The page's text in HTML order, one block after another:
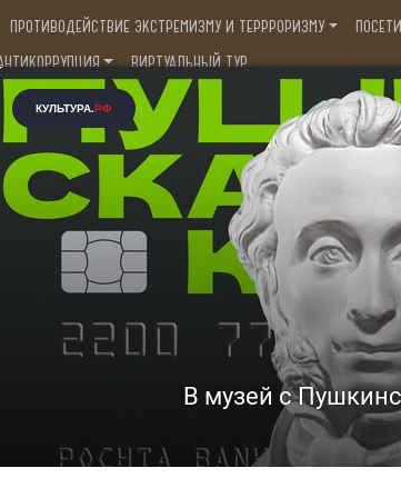
ПРОТИВОДЕЙСТВИЕ ЭКСТРЕМИЗМУ И ТЕРРРОРИЗМУ
ВИРТУАЛЬНЫЙ ТУР
историко-
край, г. Ессентуки, ул. Кисловодская, д. 5
+7(87934) 66-44-1 8(928)632-49-49
ПРОТИВОДЕЙСТВИЕ